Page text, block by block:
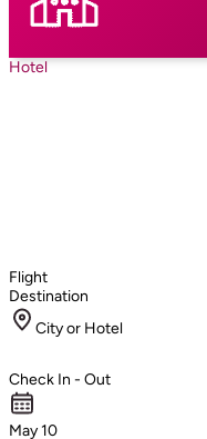
Hotel
Flight
Destination
City or Hotel
Check In - Out
May 10